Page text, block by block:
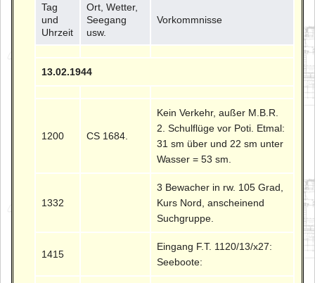
Tag
und
Uhrzeit
Ort, Wetter,
Seegang
usw.
Vorkommnisse
13.02.1944
1200 CS 1684.
Kein Verkehr, außer M.B.R.
2. Schulflüge vor Poti. Etmal:
31 sm über und 22 sm unter
Wasser = 53 sm.
1332
3 Bewacher in rw. 105 Grad,
Kurs Nord, anscheinend
Suchgruppe.
1415
Eingang F.T. 1120/13/x27:
Seeboote: